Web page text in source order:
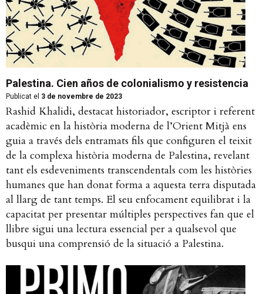
Palestina. Cien años de colonialismo y resistencia
Publicat el 3 de novembre de 2023
Rashid Khalidi, destacat historiador, escriptor i referent
acadèmic en la història moderna de l’Orient Mitjà ens
guia a través dels entramats fils que configuren el teixit
de la complexa història moderna de Palestina, revelant
tant els esdeveniments transcendentals com les històries
humanes que han donat forma a aquesta terra disputada
al llarg de tant temps. El seu enfocament equilibrat i la
capacitat per presentar múltiples perspectives fan que el
llibre sigui una lectura essencial per a qualsevol que
busqui una comprensió de la situació a Palestina.